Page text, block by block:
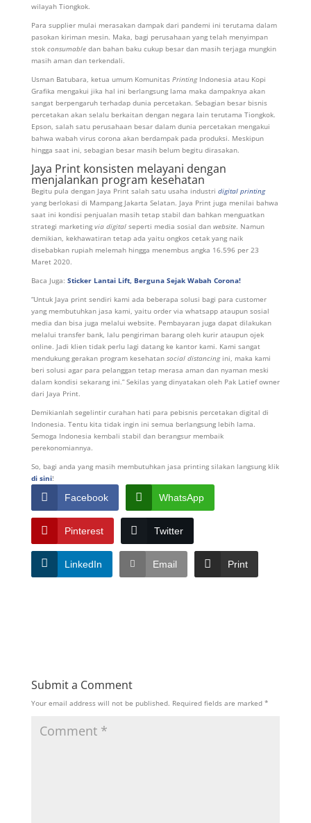
wilayah Tiongkok.
Para supplier mulai merasakan dampak dari pandemi ini terutama dalam
pasokan kiriman mesin. Maka, bagi perusahaan yang telah menyimpan
stok consumabledan bahan baku cukup besar dan masih terjaga mungkin
masih aman dan terkendali.
Usman Batubara, ketua umum Komunitas PrintingIndonesia atau Kopi
Grafika mengakui jika hal ini berlangsung lama maka dampaknya akan
sangat berpengaruh terhadap dunia percetakan. Sebagian besar bisnis
percetakan akan selalu berkaitan dengan negara lain terutama Tiongkok.
Epson, salah satu perusahaan besar dalam dunia percetakan mengakui
bahwa wabah virus corona akan berdampak pada produksi. Meskipun
hingga saat ini, sebagian besar masih belum begitu dirasakan.
Jaya Print konsisten melayani dengan
menjalankan program kesehatan
Begitu pula dengan Jaya Print salah satu usaha industri digital printing
yang berlokasi di Mampang Jakarta Selatan. Jaya Print juga menilai bahwa
saat ini kondisi penjualan masih tetap stabil dan bahkan menguatkan
strategi marketing via digitalseperti media sosial dan website. Namun
demikian, kekhawatiran tetap ada yaitu ongkos cetak yang naik
disebabkan rupiah melemah hingga menembus angka 16.596 per 23
Maret 2020.
Baca Juga: Sticker Lantai Lift, Berguna Sejak Wabah Corona!
“Untuk Jaya print sendiri kami ada beberapa solusi bagi para customer
yang membutuhkan jasa kami, yaitu order via whatsapp ataupun sosial
media dan bisa juga melalui website. Pembayaran juga dapat dilakukan
melalui transfer bank, lalu pengiriman barang oleh kurir ataupun ojek
online. Jadi klien tidak perlu lagi datang ke kantor kami. Kami sangat
mendukung gerakan program kesehatan social distancingini, maka kami
beri solusi agar para pelanggan tetap merasa aman dan nyaman meski
dalam kondisi sekarang ini.” Sekilas yang dinyatakan oleh Pak Latief owner
dari Jaya Print.
Demikianlah segelintir curahan hati para pebisnis percetakan digital di
Indonesia. Tentu kita tidak ingin ini semua berlangsung lebih lama.
Semoga Indonesia kembali stabil dan berangsur membaik
perekonomiannya.
So, bagi anda yang masih membutuhkan jasa printing silakan langsung klik
di sini!
Facebook WhatsApp
Pinterest Twitter
LinkedIn Email Print
Submit a Comment
Your email address will not be published. Required fields are marked *